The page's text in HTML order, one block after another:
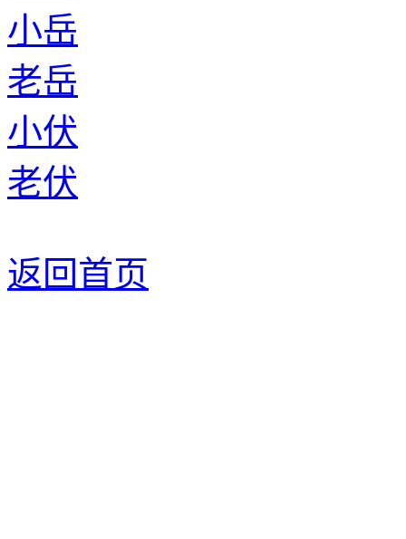
小岳
老岳
小伏
老伏
返回首页